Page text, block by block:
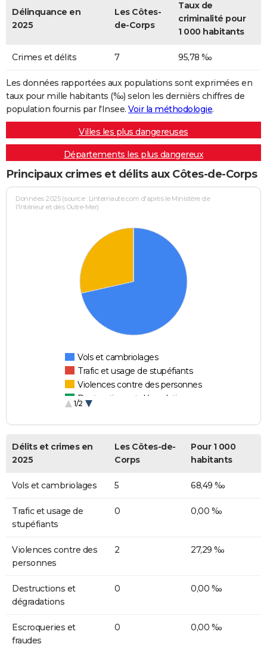
Délinquance en
2025
Les Côtes-
de-Corps
Taux de
criminalité pour
1 000 habitants
Crimes et délits 7 95,78 ‰
Les données rapportées aux populations sont exprimées en
taux pour mille habitants (‰) selon les dernièrs chiffres de
population fournis par l'Insee. Voir la méthodologie.
Villes les plus dangereuses
Départements les plus dangereux
Principaux crimes et délits aux Côtes-de-Corps
Données 2025 (source : Linternaute.com d'après le Ministère de
l'Intérieur et des Outre-Mer)
Vols et cambriolages
Trafic et usage de stupéfiants
Violences contre des personnes
Destructions et dégradations
1/2
Délits et crimes en
2025
Les Côtes-de-
Corps
Pour 1 000
habitants
Vols et cambriolages 5 68,49 ‰
Trafic et usage de
stupéfiants
0 0,00 ‰
Violences contre des
personnes
2 27,29 ‰
Destructions et
dégradations
0 0,00 ‰
Escroqueries et
fraudes
0 0,00 ‰